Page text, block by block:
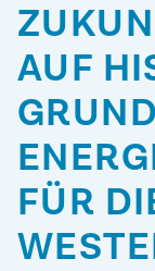
AUF
FÜR